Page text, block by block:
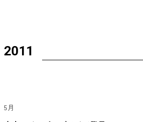
2011
5月